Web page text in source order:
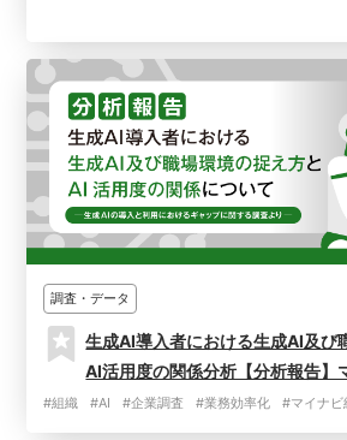
調査・データ
生成AI導入者における生成AI及び
AI活用度の関係分析【分析報告】
#組織 #AI #企業調査 #業務効率化 #マイナビ